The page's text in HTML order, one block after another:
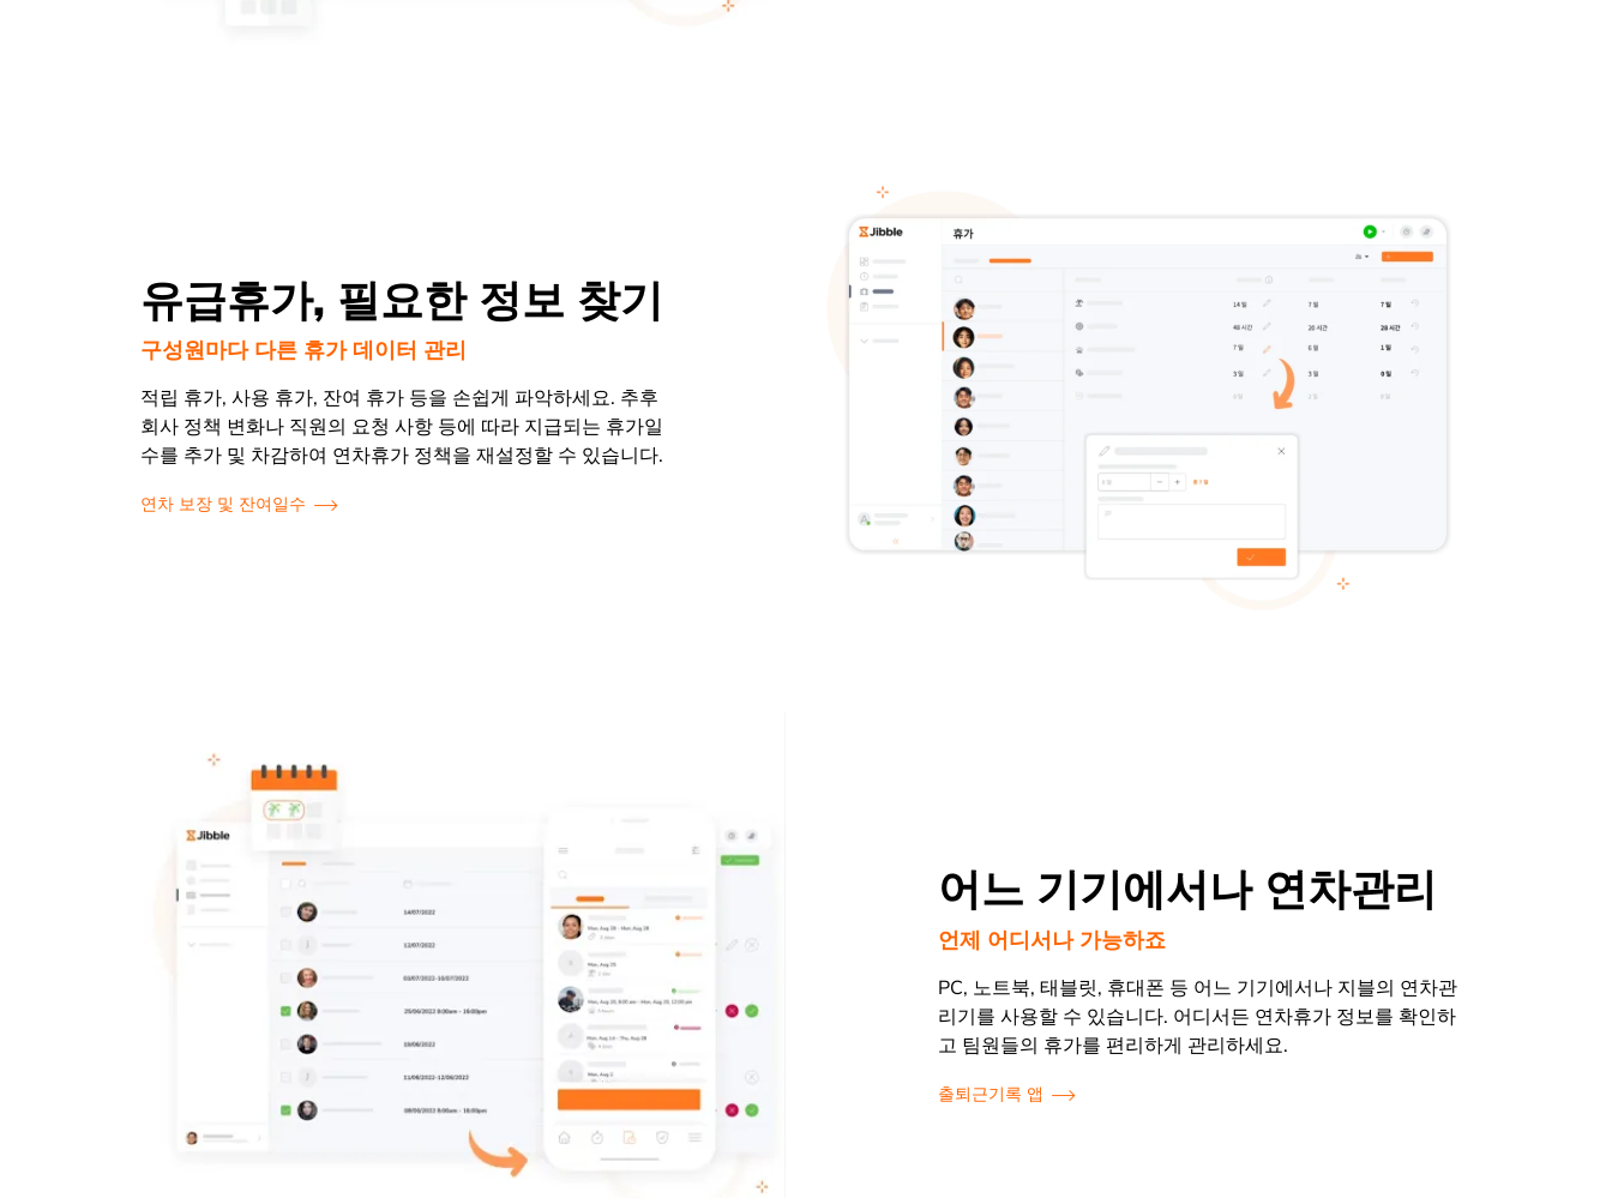
유급휴가, 필요한 정보 찾기
구성원마다 다른 휴가 데이터 관리
적립 휴가, 사용 휴가, 잔여 휴가 등을 손쉽게 파악하세요. 추후
회사 정책 변화나 직원의 요청 사항 등에 따라 지급되는 휴가일
수를 추가 및 차감하여 연차휴가 정책을 재설정할 수 있습니다.
연차 보장 및 잔여일수
어느 기기에서나 연차관리
언제 어디서나 가능하죠
PC, 노트북, 태블릿, 휴대폰 등 어느 기기에서나 지블의 연차관
리기를 사용할 수 있습니다. 어디서든 연차휴가 정보를 확인하
고 팀원들의 휴가를 편리하게 관리하세요.
출퇴근기록 앱